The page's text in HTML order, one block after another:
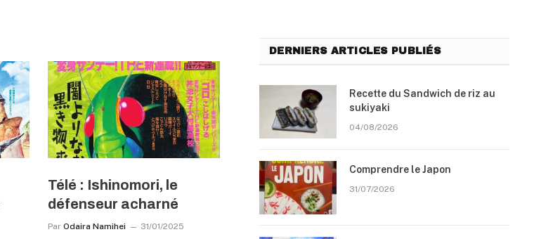
Télé : Ishinomori, le
défenseur acharné
Par Odaira Namihei 31/01/2025
DERNIERS ARTICLES PUBLIÉS
Recette du Sandwich de riz au
sukiyaki
04/08/2026
Comprendre le Japon
31/07/2026